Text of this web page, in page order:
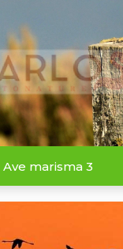
Ave marisma 3